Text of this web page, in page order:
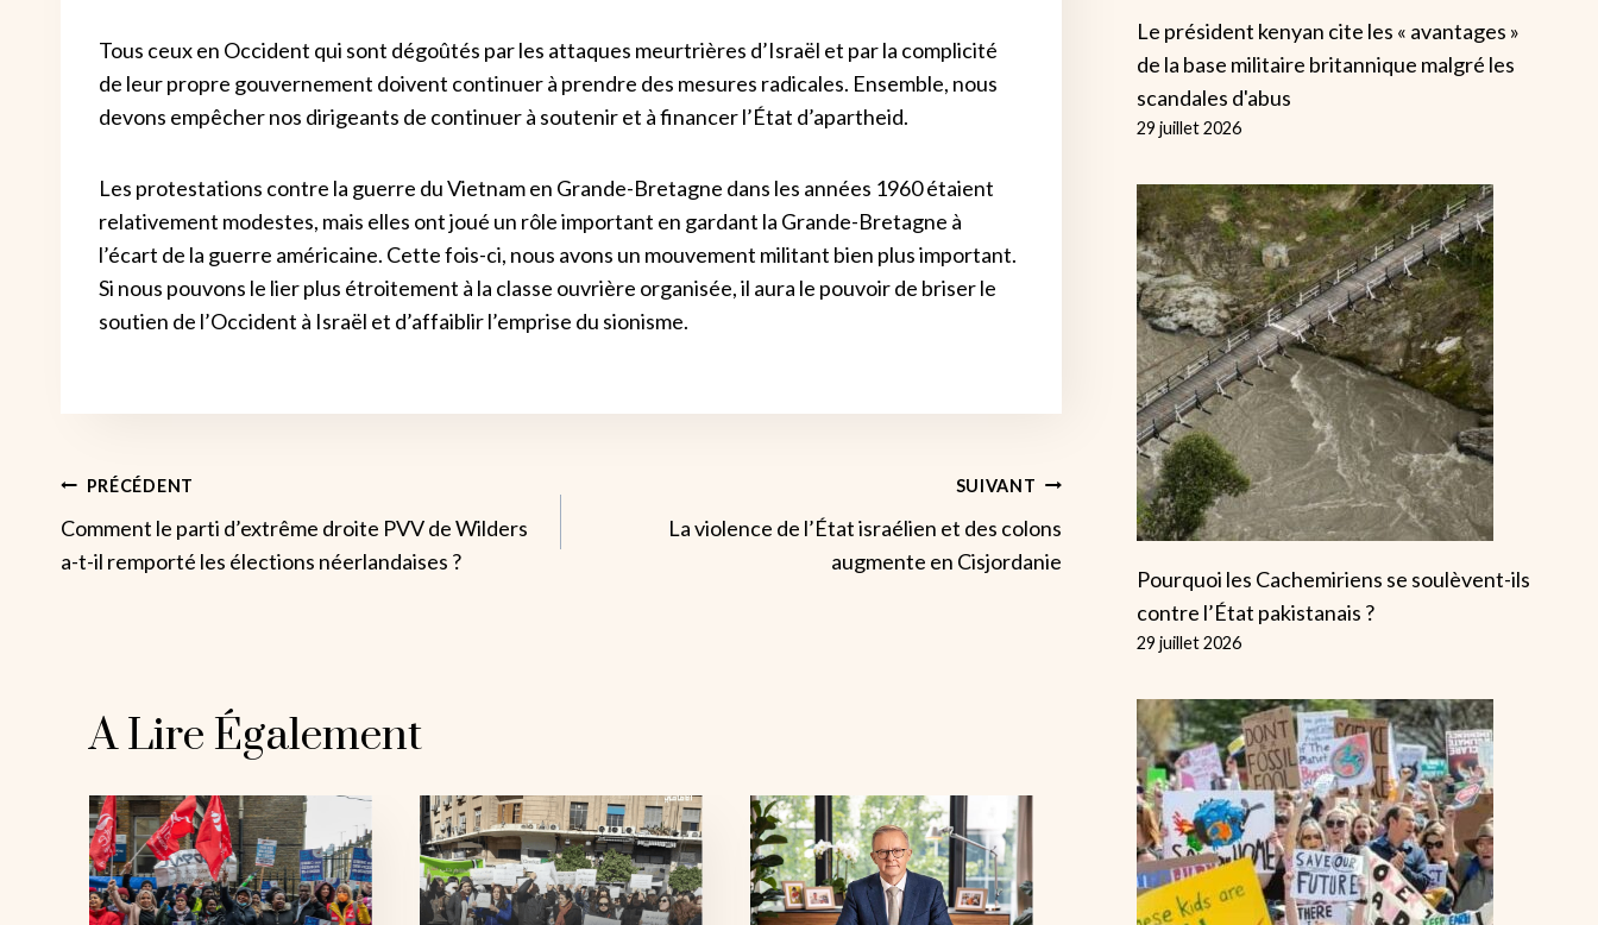
Tous ceux en Occident qui sont dégoûtés par les attaques meurtrières d’Israël et par la complicité
de leur propre gouvernement doivent continuer à prendre des mesures radicales. Ensemble, nous
devons empêcher nos dirigeants de continuer à soutenir et à financer l’État d’apartheid.
Les protestations contre la guerre du Vietnam en Grande-Bretagne dans les années 1960 étaient
relativement modestes, mais elles ont joué un rôle important en gardant la Grande-Bretagne à
l’écart de la guerre américaine. Cette fois-ci, nous avons un mouvement militant bien plus important.
Si nous pouvons le lier plus étroitement à la classe ouvrière organisée, il aura le pouvoir de briser le
soutien de l’Occident à Israël et d’affaiblir l’emprise du sionisme.
Navigation
De
PRÉCÉDENT
Comment le parti d’extrême droite PVV de Wilders
a-t-il remporté les élections néerlandaises ?
SUIVANT
La violence de l’État israélien et des colons
augmente en Cisjordanie
A Lire Également
Le président kenyan cite les « avantages »
de la base militaire britannique malgré les
scandales d'abus
29 juillet 2026
Pourquoi les Cachemiriens se soulèvent-ils
contre l’État pakistanais ?
29 juillet 2026